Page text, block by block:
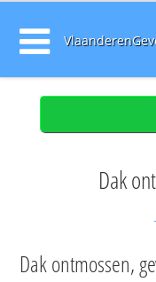
Dak
Dak ontmossen,